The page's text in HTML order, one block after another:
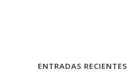
ENTRADAS RECIENTES